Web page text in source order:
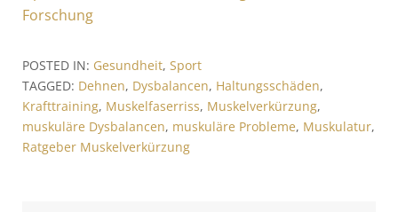
i
r
a
g
s
e
o
u
s
A
r
Forschung
t
i
c
POSTED IN: Gesundheit, Sport
TAGGED: Dehnen, Dysbalancen, Haltungsschäden,
Krafttraining, Muskelfaserriss, Muskelverkürzung,
muskuläre Dysbalancen, muskuläre Probleme, Muskulatur,
Ratgeber Muskelverkürzung